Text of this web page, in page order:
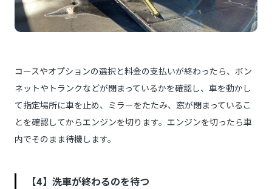
コースやオプションの選択と料金の支払いが終わったら、ボン
ネットやトランクなどが閉まっているかを確認し、車を動かし
て指定場所に車を止め、ミラーをたたみ、窓が閉まっているこ
とを確認してからエンジンを切ります。エンジンを切ったら車
内でそのまま待機します。
【4】洗車が終わるのを待つ